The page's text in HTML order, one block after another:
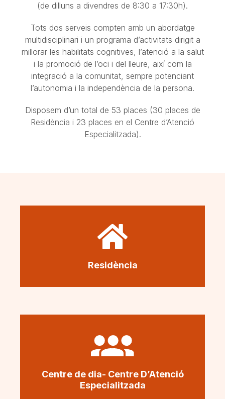
(de dilluns a divendres de 8:30 a 17:30h).
Tots dos serveis compten amb un abordatge
multidisciplinari i un programa d’activitats dirigit a
millorar les habilitats cognitives, l’atenció a la salut
i la promoció de l’oci i del lleure, així com la
integració a la comunitat, sempre potenciant
l’autonomia i la independència de la persona.
Disposem d’un total de 53 places (30 places de
Residència i 23 places en el Centre d’Atenció
Especialitzada).
Residència
Centre de dia- Centre D’Atenció
Especialitzada